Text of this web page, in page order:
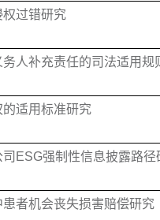
权过错研究
务人补充责任的司法适用规
的适用标准研究
ESG强制性信息披露路径
患者机会丧失损害赔偿研究